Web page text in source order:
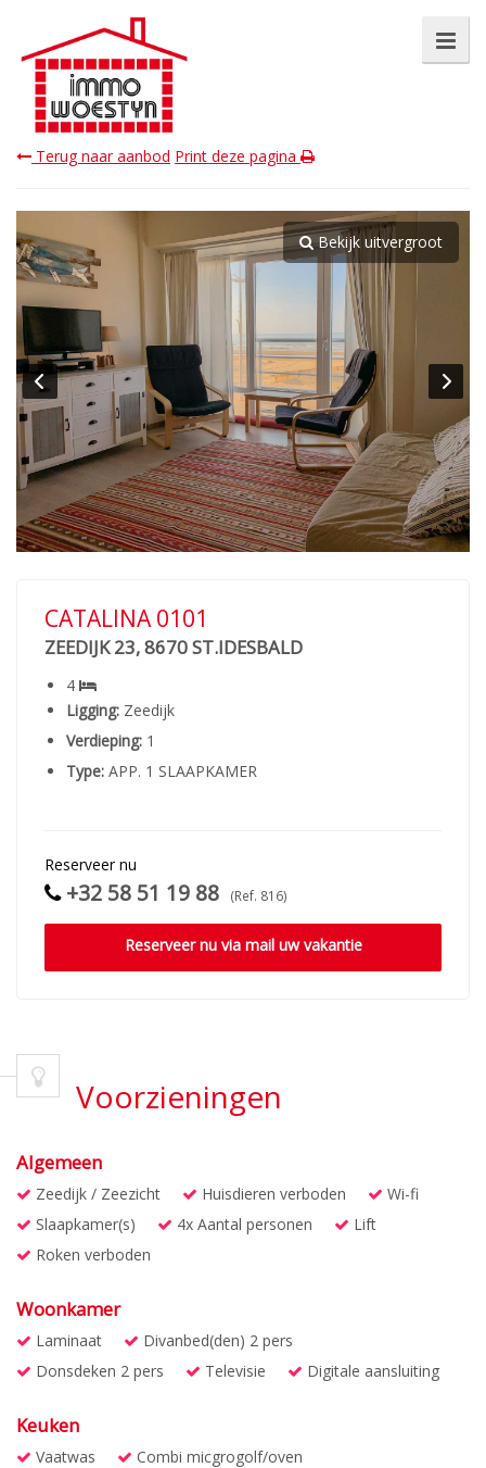
Terug naar aanbod Print deze pagina
Bekijk uitvergroot
CATALINA 0101
ZEEDIJK 23, 8670 ST.IDESBALD
4
Ligging: Zeedijk
Verdieping: 1
Type: APP. 1 SLAAPKAMER
Reserveer nu
+32 58 51 19 88 (Ref. 816)
Reserveer nu via mail uw vakantie
Voorzieningen
Algemeen
Zeedijk / Zeezicht Huisdieren verboden
Wi-fi
Slaapkamer(s)
4x Aantal personen
Lift
Roken verboden
Woonkamer
Laminaat
Divanbed(den) 2 pers
Donsdeken 2 pers
Televisie Digitale aansluiting
Keuken
Vaatwas
Combi micgrogolf/oven